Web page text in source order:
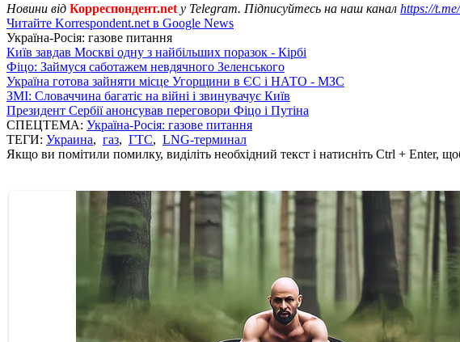
Новини від Корреспондент.net у Telegram. Підписуйтесь на наш канал https://
Читайте Korrespondent.net в Google News
Україна-Росія: газове питання
Київ завдав Москві одну з найбільших поразок - Кірбі
Фіцо: Займуся саботажем невдячного Зеленського
Україна готова зайняти місце Угорщини в ЄС і НАТО - МЗС
ЗМІ: Словаччина багатіє на війні і звинувачує Київ
Президент Сербії анонсував переговори Фіцо і Путіна
СПЕЦТЕМА: Україна-Росія: газове питання
ТЕГИ: Украина, газ, ГТС, LNG-терминал
Якщо ви помітили помилку, виділіть необхідний текст і натисніть Ctrl + Enter,